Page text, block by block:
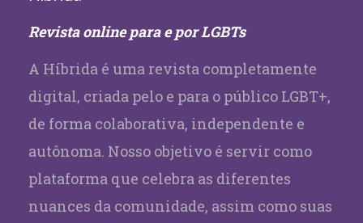
Revista online para e por LGBTs
A Híbrida é uma revista completamente
digital, criada pelo e para o público LGBT+,
de forma colaborativa, independente e
autônoma. Nosso objetivo é servir como
plataforma que celebra as diferentes
nuances da comunidade, assim como suas